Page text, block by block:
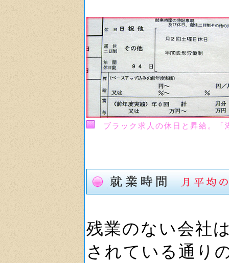
ブラック求人の休日と昇給。
残業のない会社
されている通り